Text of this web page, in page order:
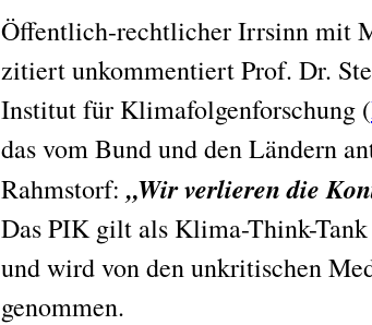
Öffentlich-rechtlicher Irrsinn mit
zitiert unkommentiert Prof. Dr.
Institut für Klimafolgenforschung (
das vom Bund und den Ländern
Rahmstorf:„Wir verlieren die
Das PIK gilt als Klima-Think-
und wird von den unkritischen
genommen.